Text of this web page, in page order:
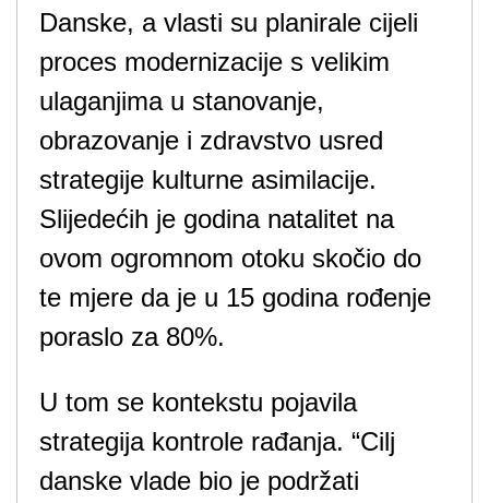
Danske, a vlasti su planirale cijeli
proces modernizacije s velikim
ulaganjima u stanovanje,
obrazovanje i zdravstvo usred
strategije kulturne asimilacije.
Slijedećih je godina natalitet na
ovom ogromnom otoku skočio do
te mjere da je u 15 godina rođenje
poraslo za 80%.
U tom se kontekstu pojavila
strategija kontrole rađanja. “Cilj
danske vlade bio je podržati